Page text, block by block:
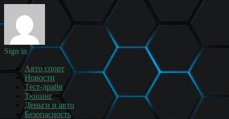
Sign in
Авто спорт
Новости
Тест-драйв
Тюнинг
Деньги и авто
Безопасность